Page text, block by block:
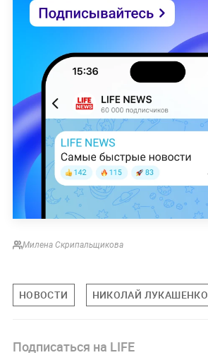
Милена Скрипальщикова
НОВОСТИ НИКОЛАЙ ЛУКАШЕНКО
Подписаться на LIFE